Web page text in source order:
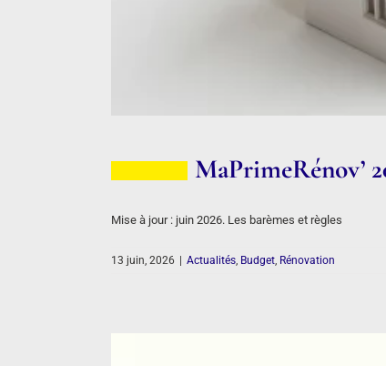
MaPrimeRénov’
Mise à jour : juin 2026. Les barèmes et règles
13 juin, 2026 Actualités, Budget, Rénovation